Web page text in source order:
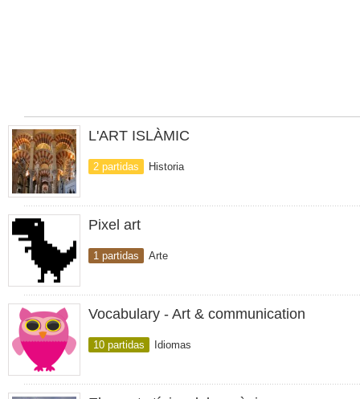
L'ART ISLÀMIC
2 partidas Historia
Pixel art
1 partidas Arte
Vocabulary - Art & communication
10 partidas Idiomas